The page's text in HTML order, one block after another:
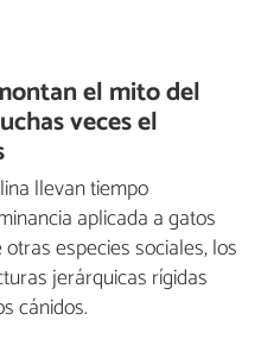
el mito del
veces el
llevan tiempo
aplicada a gatos
especies sociales, los
jerárquicas rígidas
cánidos.